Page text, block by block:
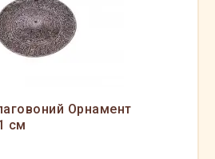
Орнамент
см